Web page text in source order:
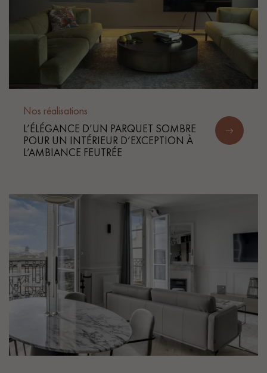
Nos réalisations
L’ÉLÉGANCE D’UN PARQUET SOMBRE
POUR UN INTÉRIEUR D’EXCEPTION À
L’AMBIANCE FEUTRÉE